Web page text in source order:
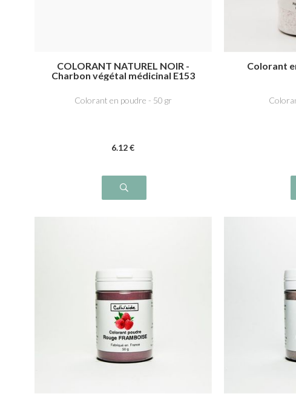
COLORANT NATUREL NOIR -
Charbon végétal médicinal E153
Colorant en poudre - 50 gr
6.12€
Colorant